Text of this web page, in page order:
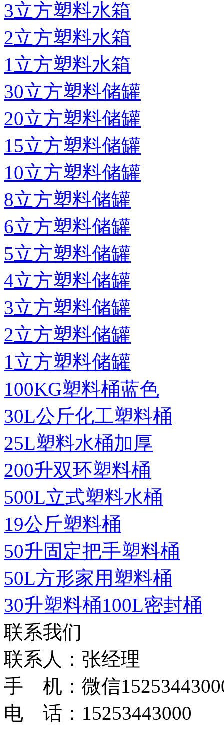
3立方塑料水箱
2立方塑料水箱
1立方塑料水箱
30立方塑料储罐
20立方塑料储罐
15立方塑料储罐
10立方塑料储罐
8立方塑料储罐
6立方塑料储罐
5立方塑料储罐
4立方塑料储罐
3立方塑料储罐
2立方塑料储罐
1立方塑料储罐
100KG塑料桶蓝色
30L公斤化工塑料桶
25L塑料水桶加厚
200升双环塑料桶
500L立式塑料水桶
19公斤塑料桶
50升固定把手塑料桶
50L方形家用塑料桶
30升塑料桶100L密封桶
联系我们
联系人：张经理
手 机：微信
电 话：15253443000